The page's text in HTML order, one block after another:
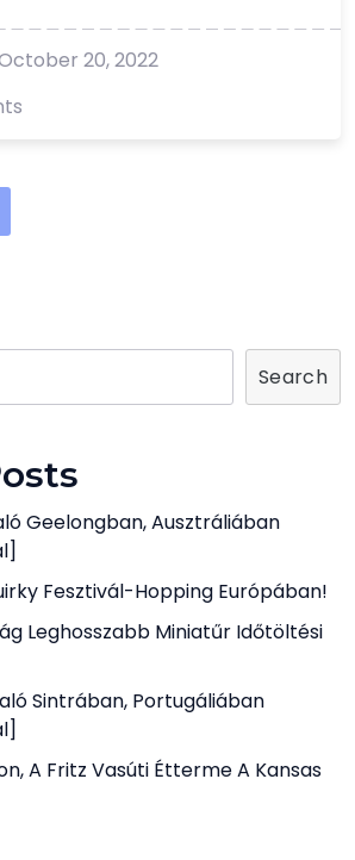
20, 2022
Search
Geelongban, Ausztráliában
Fesztivál-Hopping Európában!
Leghosszabb Miniatűr Időtöltési
Sintrában, Portugáliában
A Fritz Vasúti Étterme A Kansas